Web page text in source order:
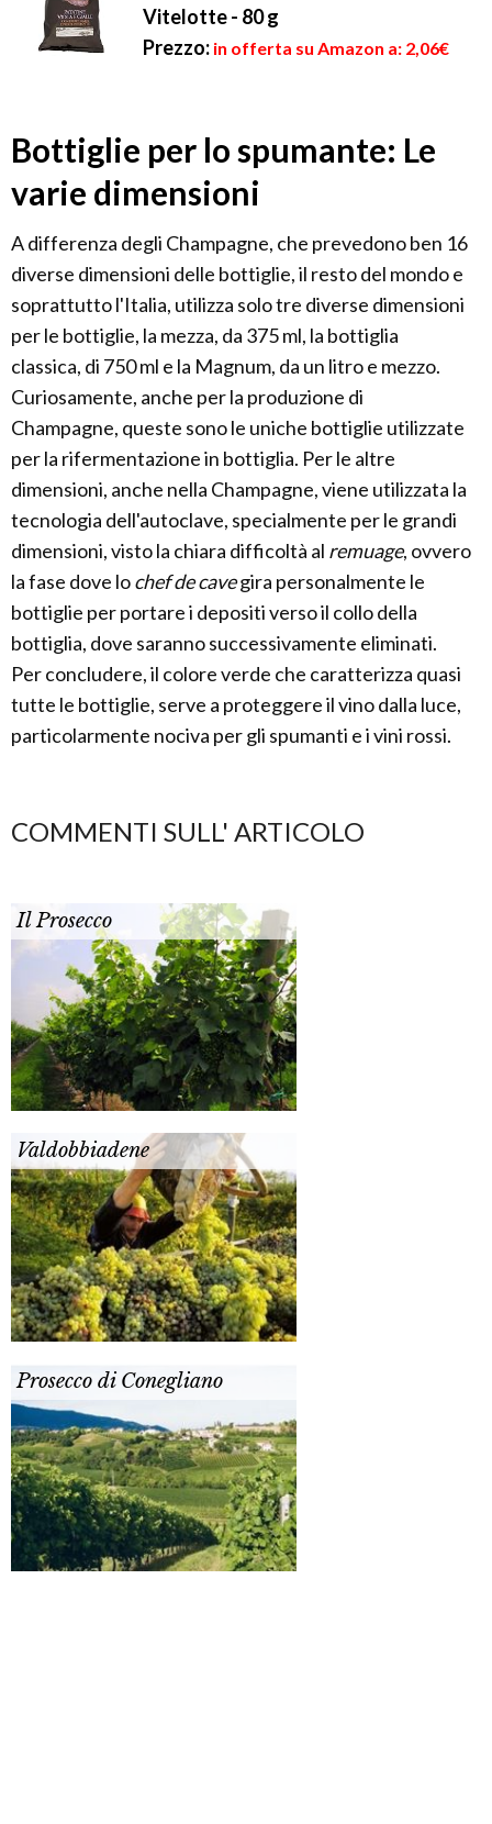
Vitelotte - 80 g
Prezzo: in offerta su Amazon a: 2,06€
Bottiglie per lo spumante: Le
varie dimensioni
A differenza degli Champagne, che prevedono ben 16
diverse dimensioni delle bottiglie, il resto del mondo e
soprattutto l'Italia, utilizza solo tre diverse dimensioni
per le bottiglie, la mezza, da 375 ml, la bottiglia
classica, di 750 ml e la Magnum, da un litro e mezzo.
Curiosamente, anche per la produzione di
Champagne, queste sono le uniche bottiglie utilizzate
per la rifermentazione in bottiglia. Per le altre
dimensioni, anche nella Champagne, viene utilizzata la
tecnologia dell'autoclave, specialmente per le grandi
dimensioni, visto la chiara difficoltà al remuage, ovvero
la fase dove lochef de cavegira personalmente le
bottiglie per portare i depositi verso il collo della
bottiglia, dove saranno successivamente eliminati.
Per concludere, il colore verde che caratterizza quasi
tutte le bottiglie, serve a proteggere il vino dalla luce,
particolarmente nociva per gli spumanti e i vini rossi.
COMMENTI SULL' ARTICOLO
Il Prosecco
Valdobbiadene
Prosecco di Conegliano